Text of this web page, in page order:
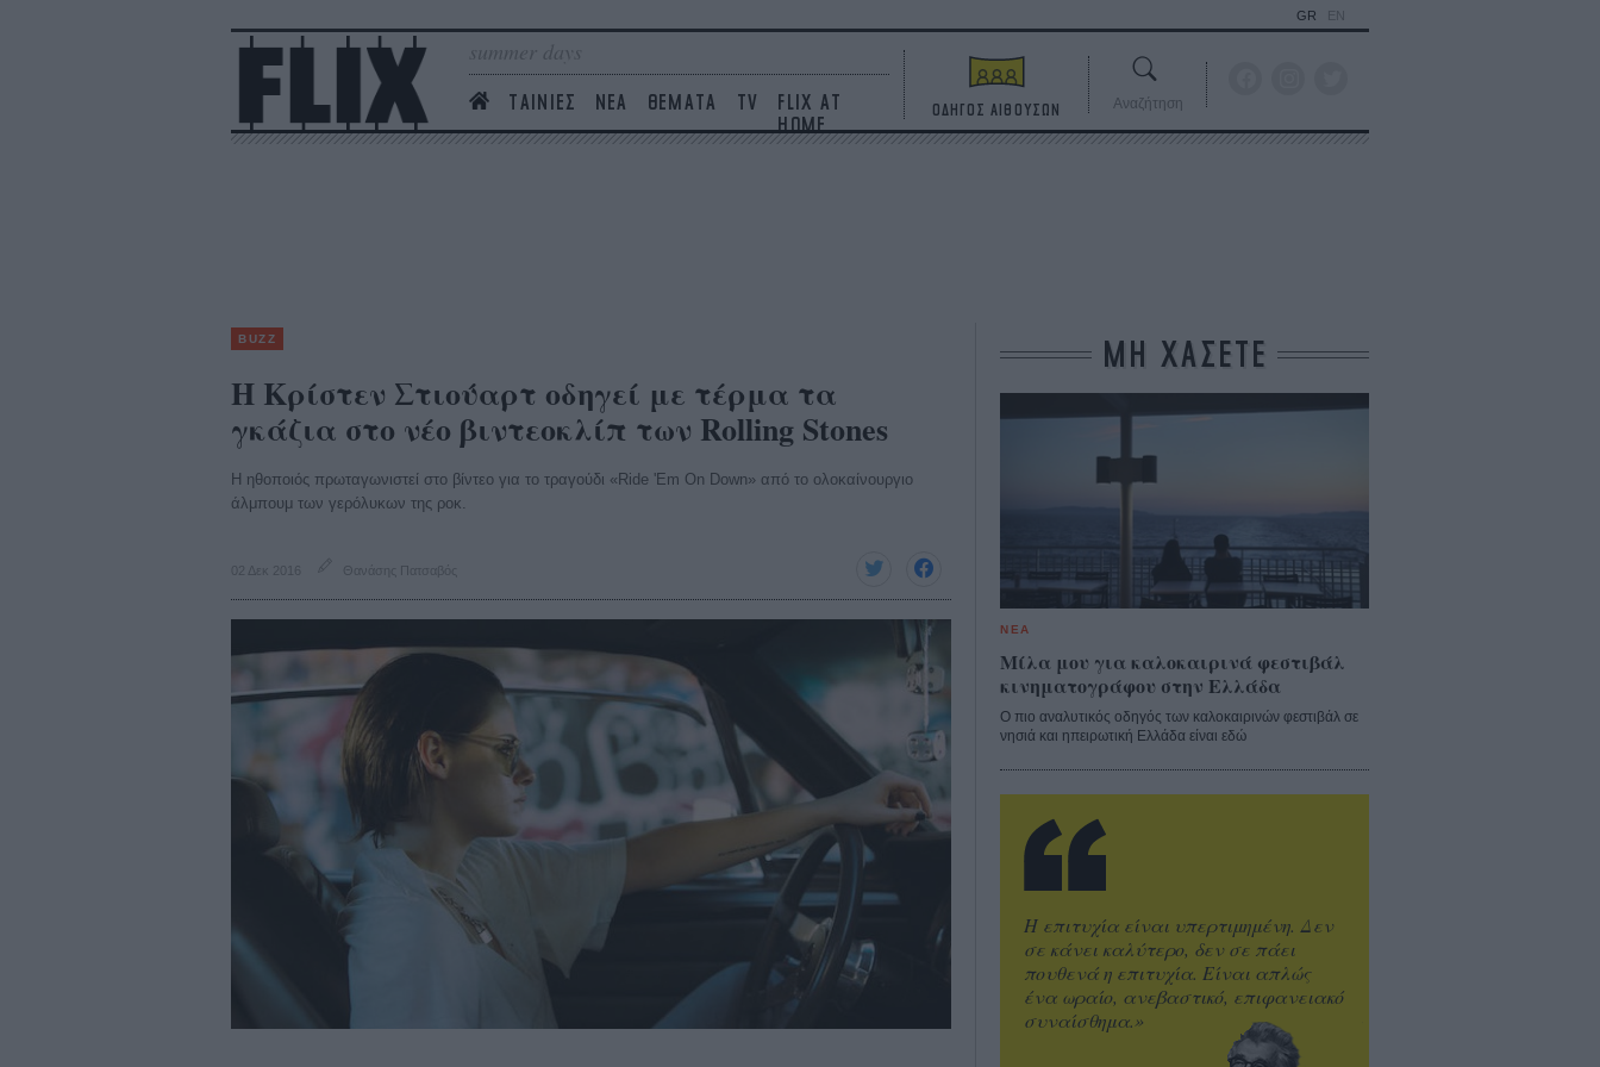
summer days
ΤΑΙΝΙΕΣ ΝΕΑ ΘΕΜΑΤΑ TV
FLIX AT
HOME
GR EN
ΟΔΗΓΟΣ ΑΙΘΟΥΣΩΝ Αναζήτηση
BUZZ
Η Κρίστεν Στιούαρτ οδηγεί με τέρμα τα
γκάζια στο νέο βιντεοκλίπ των Rolling Stones
Η ηθοποιός πρωταγωνιστεί στο βίντεο για το τραγούδι «Ride 'Em On Down» από το ολοκαίνουργιο
άλμπουμ των γερόλυκων της ροκ.
02 Δεκ 2016 Θανάσης Πατσαβός
ΜΗ ΧΑΣΕΤΕ
ΝΕΑ
Μίλα μου για καλοκαιρινά φεστιβάλ
κινηματογράφου στην Ελλάδα
Ο πιο αναλυτικός οδηγός των καλοκαιρινών φεστιβάλ σε
νησιά και ηπειρωτική Ελλάδα είναι εδώ
Η επιτυχία είναι υπερτιμημένη. Δεν
σε κάνει καλύτερο, δεν σε πάει
πουθενά η επιτυχία. Είναι απλώς
ένα ωραίο, ανεβαστικό, επιφανειακό
συναίσθημα.»